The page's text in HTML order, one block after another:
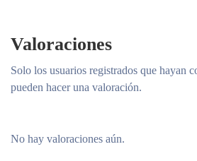
Valoraciones
No hay valoraciones aún.
Solo los usuarios registrados que hayan
pueden hacer una valoración.